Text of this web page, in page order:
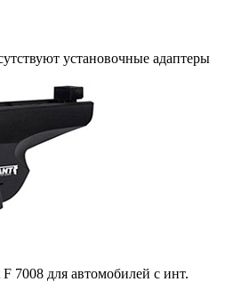
установочные адаптеры
7008 для автомобилей с инт.